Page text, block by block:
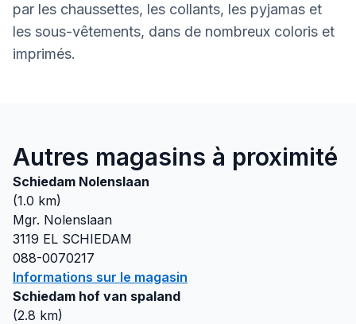
par les chaussettes, les collants, les pyjamas et
les sous-vêtements, dans de nombreux coloris et
imprimés.
Autres magasins à proximité
Schiedam Nolenslaan
(1.0 km)
Mgr. Nolenslaan
3119 EL SCHIEDAM
088-0070217
Informations sur le magasin
Schiedam hof van spaland
(2.8 km)